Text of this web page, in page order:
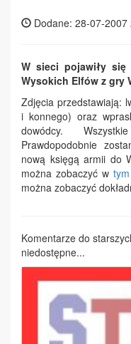
Dodane: 28-07-2007
W sieci pojawiły
Wysokich Elfów z gry
Zdjęcia przedstawiają:
i konnego) oraz
dowódcy.
Prawdopodobnie
nową księgą armii do
można zobaczyć w tym
można zobaczyć
Komentarze do
niedostępne...